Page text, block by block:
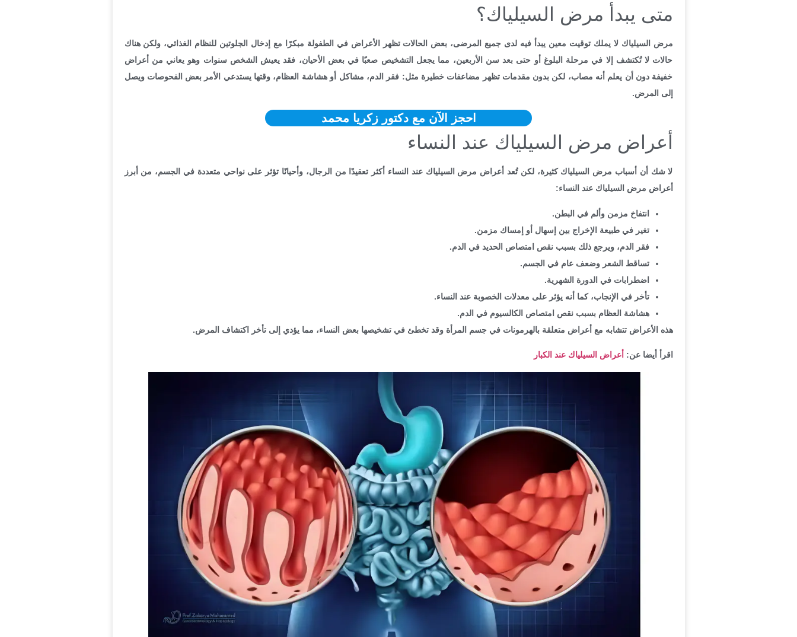
متى يبدأ مرض السيلياك؟
مرض السيلياك لا يملك توقيت معين يبدأ فيه لدى جميع المرضى، بعض الحالات تظهر الأعراض في الطفولة مبكرًا مع إدخال الجلوتين للنظام الغذائي، ولكن هناك
حالات لا تُكتشف إلا في مرحلة البلوغ أو حتى بعد سن الأربعين، مما يجعل التشخيص صعبًا في بعض الأحيان، فقد يعيش الشخص سنوات وهو يعاني من أعراض
خفيفة دون أن يعلم أنه مصاب، لكن بدون مقدمات تظهر مضاعفات خطيرة مثل: فقر الدم، مشاكل أو هشاشة العظام، وقتها يستدعي الأمر بعض الفحوصات ويصل
إلى المرض.
احجز الآن مع دكتور زكريا محمد
أعراض مرض السيلياك عند النساء
لا شك أن أسباب مرض السيلياك كثيرة، لكن تُعد أعراض مرض السيلياك عند النساء أكثر تعقيدًا من الرجال، وأحيانًا تؤثر على نواحي متعددة في الجسم، من أبرز
أعراض مرض السيلياك عند النساء:
انتفاخ مزمن وألم في البطن.
تغير في طبيعة الإخراج بين إسهال أو إمساك مزمن.
فقر الدم، ويرجع ذلك بسبب نقص امتصاص الحديد في الدم.
تساقط الشعر وضعف عام في الجسم.
اضطرابات في الدورة الشهرية.
تأخر في الإنجاب، كما أنه يؤثر على معدلات الخصوبة عند النساء.
هشاشة العظام بسبب نقص امتصاص الكالسيوم في الدم.
هذه الأعراض تتشابه مع أعراض متعلقة بالهرمونات في جسم المرأة وقد تخطئ في تشخيصها بعض النساء، مما يؤدي إلى تأخر اكتشاف المرض.
اقرأ أيضا عن: أعراض السيلياك عند الكبار